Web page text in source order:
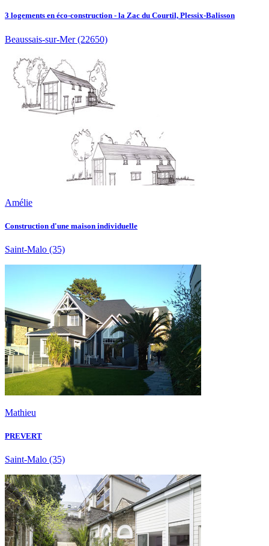
3 logements en éco-construction - la Zac du Courtil, Plessix-Balisson
Beaussais-sur-Mer(22650)
Amélie
Construction d'une maison individuelle
Saint-Malo (35)
Mathieu
PREVERT
Saint-Malo (35)